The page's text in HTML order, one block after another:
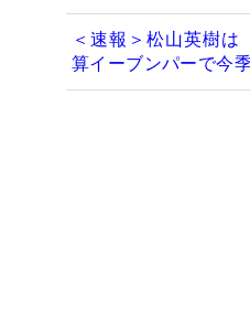
＜速報＞松山英樹
算イーブンパーで今